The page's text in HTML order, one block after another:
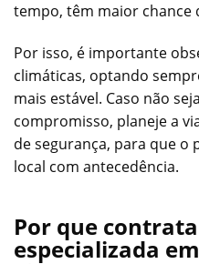
tempo, têm maior chance
Por isso, é importante
climáticas, optando
mais estável. Caso não
compromisso, planeje a
de segurança, para que o
local com antecedência.
Por que
especializada